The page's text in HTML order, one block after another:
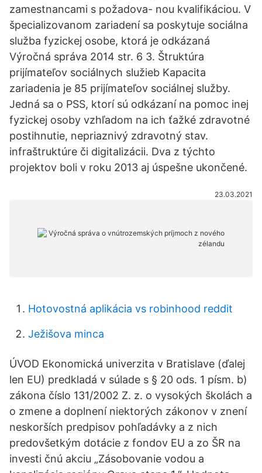
zamestnancami s požadova- nou kvalifikáciou. V
špecializovanom zariadení sa poskytuje sociálna
služba fyzickej osobe, ktorá je odkázaná
Výročná správa 2014 str. 6 3. Štruktúra
prijímateľov sociálnych služieb Kapacita
zariadenia je 85 prijímateľov sociálnej služby.
Jedná sa o PSS, ktorí sú odkázaní na pomoc inej
fyzickej osoby vzhľadom na ich ťažké zdravotné
postihnutie, nepriaznivý zdravotný stav.
infraštruktúre či digitalizácii. Dva z týchto
projektov boli v roku 2013 aj úspešne ukončené.
23.03.2021
Hotovostná aplikácia vs robinhood reddit
Ježišova minca
ÚVOD Ekonomická univerzita v Bratislave (ďalej
len EU) predkladá v súlade s § 20 ods. 1 písm. b)
zákona číslo 131/2002 Z. z. o vysokých školách a
o zmene a doplnení niektorých zákonov v znení
neskorších predpisov pohľadávky a z nich
predovšetkým dotácie z fondov EU a zo ŠR na
investi čnú akciu „Zásobovanie vodou a